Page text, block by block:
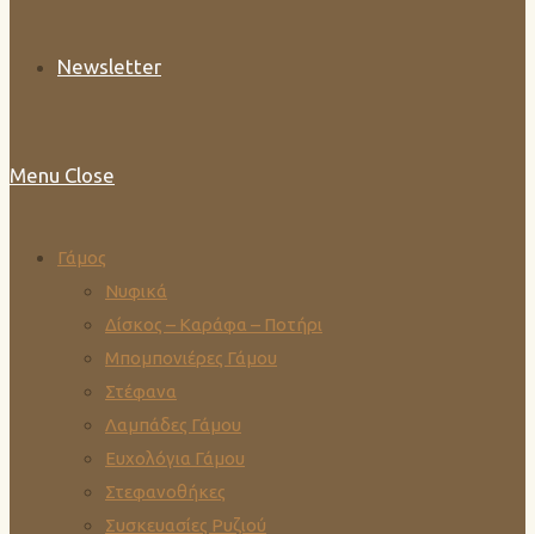
Newsletter
Menu Close
Γάμος
Νυφικά
Δίσκος – Καράφα – Ποτήρι
Μπομπονιέρες Γάμου
Στέφανα
Λαμπάδες Γάμου
Ευχολόγια Γάμου
Στεφανοθήκες
Συσκευασίες Ρυζιού